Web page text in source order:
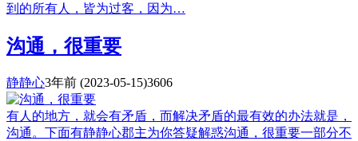
到的所有人，皆为过客，因为…
沟通，很重要
静静心3年前 (2023-05-15)3606
有人的地方，就会有矛盾，而解决矛盾的最有效的办法就是，
沟通。下面有静静心郡主为你答疑解惑沟通，很重要一部分不